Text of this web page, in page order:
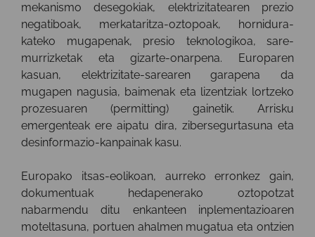
mekanismo desegokiak, elektrizitatearen prezio
negatiboak, merkataritza-oztopoak, hornidura-
kateko mugapenak, presio teknologikoa, sare-
murrizketak eta gizarte-onarpena. Europaren
kasuan, elektrizitate-sarearen garapena da
mugapen nagusia, baimenak eta lizentziak lortzeko
prozesuaren (permitting) gainetik. Arrisku
emergenteak ere aipatu dira, zibersegurtasuna eta
desinformazio-kanpainak kasu.
Europako itsas-eolikoan, aurreko erronkez gain,
dokumentuak hedapenerako oztopotzat
nabarmendu ditu enkanteen inplementazioaren
moteltasuna, portuen ahalmen mugatua eta ontzien